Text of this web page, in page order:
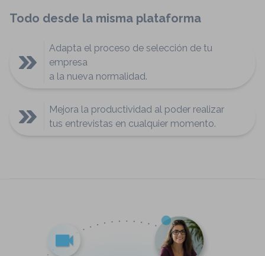
Todo desde la misma plataforma
Adapta el proceso de selección de tu
empresa
a la nueva normalidad.
Mejora la productividad al poder realizar
tus entrevistas en cualquier momento.